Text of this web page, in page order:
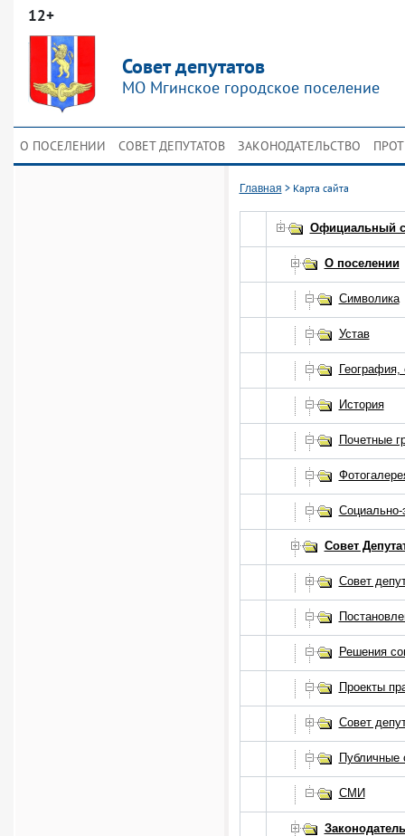
12+
Совет депутатов
МО Мгинское городское поселение
О ПОСЕЛЕНИИ СОВЕТ ДЕПУТАТОВ ЗАКОНОДАТЕЛЬСТВО
Главная > Карта сайта
Официальный
О поселении
Символика
Устав
География,
История
Почетные
Социально-
Совет
Совет
Решения
Проекты
Совет
Публичные
СМИ